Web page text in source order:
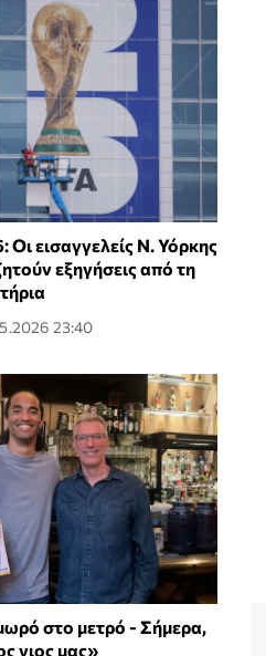
εισαγγελείς Ν. Υόρκης
εξηγήσεις από τη
23:40
στο μετρό - Σήμερα,
γιος μας»